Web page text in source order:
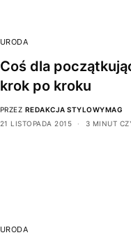
URODA
Coś dla
krok po kroku
PRZEZ REDAKCJA STYLOWYMAG
21 LISTOPADA 2015
3 MINUT
URODA